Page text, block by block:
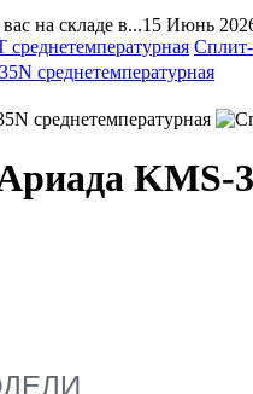
на складе в...15 Июнь
KMS-